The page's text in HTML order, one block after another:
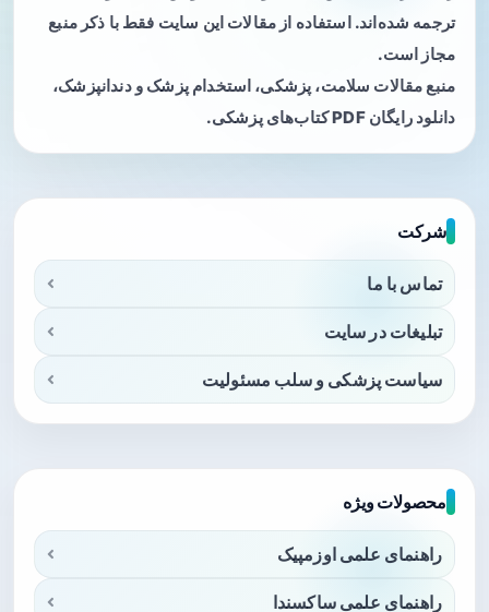
ترجمه شده‌اند. استفاده از مقالات این سایت فقط با ذکر منبع
مجاز است.
منبع مقالات سلامت، پزشکی، استخدام پزشک و دندانپزشک،
دانلود رایگان PDF کتاب‌های پزشکی.
شرکت
تماس با ما
تبلیغات در سایت
سیاست پزشکی و سلب مسئولیت
محصولات ویژه
راهنمای علمی اوزمپیک
راهنمای علمی ساکسندا